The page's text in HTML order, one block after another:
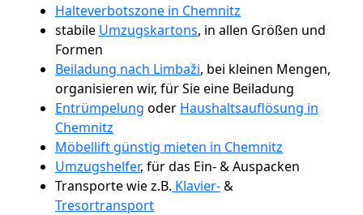
Halteverbotszone in Chemnitz
stabile Umzugskartons, in allen Größen und
Formen
Beiladung nach Limbaži, bei kleinen Mengen,
organisieren wir, für Sie eine Beiladung
Entrümpelung oder Haushaltsauflösung in
Chemnitz
Möbellift günstig mieten in Chemnitz
Umzugshelfer, für das Ein- & Auspacken
Transporte wie z.B. Klavier-&
Tresortransport